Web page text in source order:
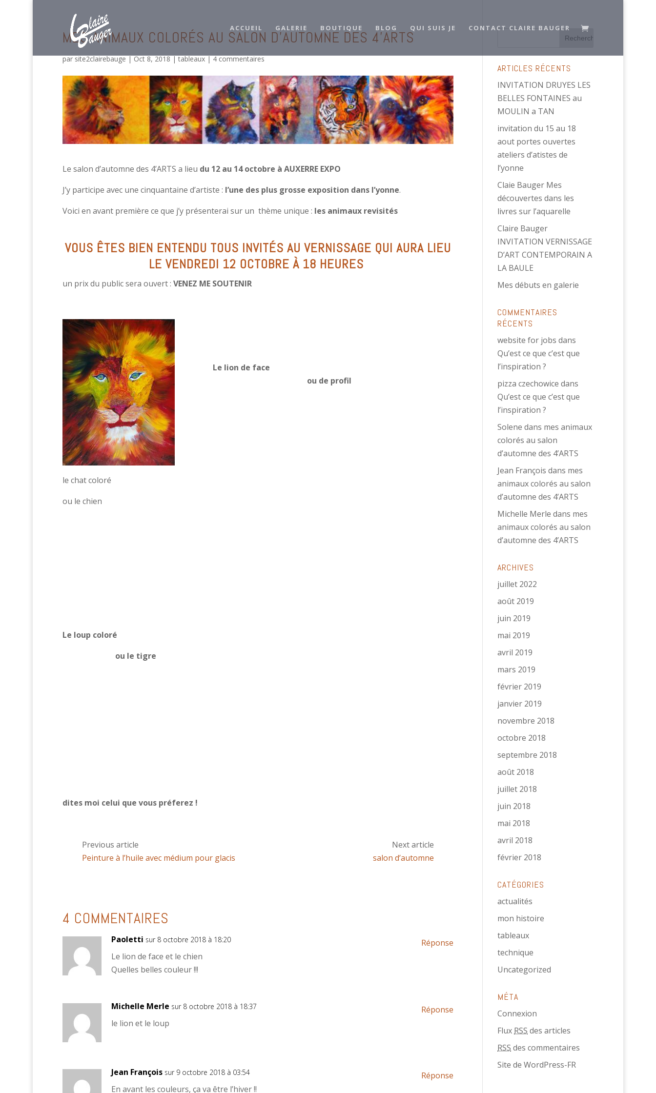
ACCUEIL GALERIE BOUTIQUE BLOG QUI SUIS JE CONTACT CLAIRE BAUGER
MES ANIMAUX COLORÉS AU SALON D’AUTOMNE DES 4’ARTS
parsite2clairebauge|Oct 8, 2018|tableaux|4 commentaires
Le salon d’automne des 4’ARTS a lieu du 12 au 14 octobre à AUXERRE EXPO
J’y participe avec une cinquantaine d’artiste : l’une des plus grosse exposition dans l’yonne.
Voici en avant première ce que j’y présenterai sur un thème unique : les animaux revisités
VOUS ÊTES BIEN ENTENDU TOUS INVITÉS AU VERNISSAGE QUI AURA LIEU
LE VENDREDI 12 OCTOBRE À 18 HEURES
un prix du public sera ouvert : VENEZ ME SOUTENIR
Le lion de face
ou de profil
le chat coloré
ou le chien
Le loup coloré
ou le tigre
dites moi celui que vous préferez !
Previous article
Peinture à l’huile avec médium pour glacis
Next article
salon d’automne
4 COMMENTAIRES
Paoletti sur 8 octobre 2018 à 18:20
Le lion de face et le chien
Quelles belles couleur !!!
Réponse
Michelle Merle sur 8 octobre 2018 à 18:37
le lion et le loup
Réponse
Jean François sur 9 octobre 2018 à 03:54
En avant les couleurs, ça va être l’hiver !!
Réponse
ARTICLES RÉCENTS
INVITATION DRUYES LES
BELLES FONTAINES au
MOULIN a TAN
invitation du 15 au 18
aout portes ouvertes
ateliers d’atistes de
l’yonne
Claie Bauger Mes
découvertes dans les
livres sur l’aquarelle
Claire Bauger
INVITATION VERNISSAGE
D’ART CONTEMPORAIN A
LA BAULE
Mes débuts en galerie
COMMENTAIRES
RÉCENTS
website for jobs dans
Qu’est ce que c’est que
l’inspiration ?
pizza czechowice dans
Qu’est ce que c’est que
l’inspiration ?
Solene dans mes animaux
colorés au salon
d’automne des 4’ARTS
Jean François dans mes
animaux colorés au salon
d’automne des 4’ARTS
Michelle Merle dans mes
animaux colorés au salon
d’automne des 4’ARTS
ARCHIVES
juillet 2022
août 2019
juin 2019
mai 2019
avril 2019
mars 2019
février 2019
janvier 2019
novembre 2018
octobre 2018
septembre 2018
août 2018
juillet 2018
juin 2018
mai 2018
avril 2018
février 2018
CATÉGORIES
actualités
mon histoire
tableaux
technique
Uncategorized
MÉTA
Connexion
Flux RSS des articles
RSS des commentaires
Site de WordPress-FR